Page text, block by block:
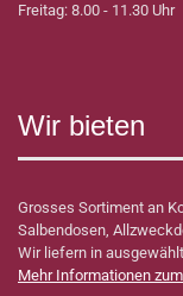
Freitag: 8.00 - 11.30 Uhr
Wir bieten
Grosses Sortiment an
Salbendosen,
Wir liefern in
Mehr Informationen